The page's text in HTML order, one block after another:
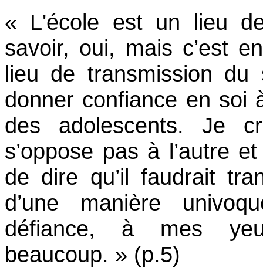
« L'école est un lieu
savoir, oui, mais c’est
lieu de transmission
donner confiance en soi
des adolescents. Je
s’oppose pas à l’autre
de dire qu’il faudrait
d’une manière
défiance, à mes
beaucoup. » (p.5)